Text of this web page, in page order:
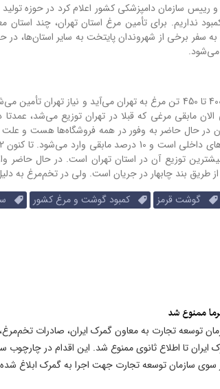
و رییس سازمان دامپزشکی کشور اعلام کرد در حوزه
نداریم. برای تأمین مرغ استان تهران، چند استان
به سفر برخی از شهروندان پایتخت به سایر استان‌ها،
می‌شود.
مابقی مرغی که قبلا در تهران توزیع می‌شد،
در حال حاضر به وفور در همه فروشگاه‌ها هست و علت
درصد مابقی وارد می‌شود.
توزیع آن در استان تهران است. در حال حاضر
طریق بند چابهار در جریان است. ولی در تخم‌مرغ به
گوشت قرمز کمبود گوشت و مرغ کشور
ممنوع شد
توسعه تجارت به معاون گمرک ایران، صادرات
ایران تا اطلاع ثانوی ممنوع شد. این اقدام در
سوی سازمان توسعه تجارت جهت اجرا به گمرک ابلاغ